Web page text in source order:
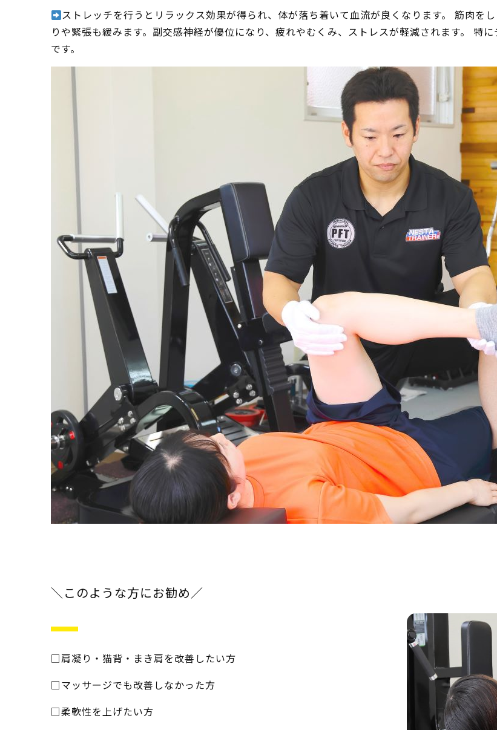
ストレッチを行うとリラックス効果が得られ、体が落ち着いて血流が良くなります。 筋肉を
りや緊張も緩みます。副交感神経が優位になり、疲れやむくみ、ストレスが軽減されます。 特
です。
＼このような方にお勧め／
□肩凝り・猫背・まき肩を改善したい方
□マッサージでも改善しなかった方
□柔軟性を上げたい方